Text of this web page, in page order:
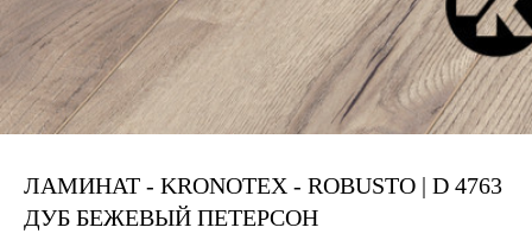
ЛАМИНАТ - KRONOTEX - ROBUSTO | D 4763
ДУБ БЕЖЕВЫЙ ПЕТЕРСОН